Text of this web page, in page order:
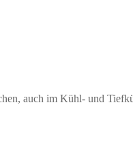
auch im Kühl- und